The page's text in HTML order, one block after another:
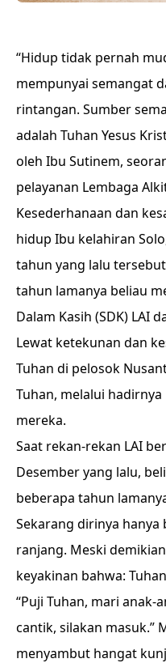
“Hidup tidak pernah
mempunyai semangat
rintangan. Sumber
adalah Tuhan Yesus
oleh Ibu Sutinem,
pelayanan Lembaga
Kesederhanaan dan
hidup Ibu kelahiran
tahun yang lalu
tahun lamanya beliau
Dalam Kasih (SDK) LAI
Lewat ketekunan dan
Tuhan di pelosok
Tuhan, melalui
mereka.
Saat rekan-rekan LAI
Desember yang lalu,
beberapa tahun
Sekarang dirinya
ranjang. Meski
keyakinan bahwa:
“Puji Tuhan, mari anak-
cantik, silakan masuk.”
menyambut hangat